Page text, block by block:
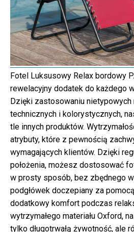
Fotel Luksusowy Relax bordowy
rewelacyjny dodatek do każdego
Dzięki zastosowaniu
technicznych i kolorystycznych,
tle innych produktów.
atrybuty, które z pewnością
wymagających klientów. Dzięki
położenia, możesz dostosować
w prosty sposób, bez zbędnego
podgłówek doczepiany za
dodatkowy komfort podczas
wytrzymałego materiału Oxford,
tylko długotrwałą żywotność, ale